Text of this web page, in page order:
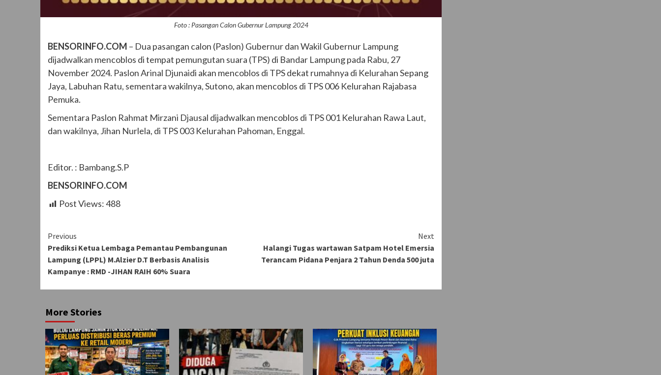
Foto : Pasangan Calon Gubernur Lampung 2024
BENSORINFO.COM – Dua pasangan calon (Paslon) Gubernur dan Wakil Gubernur Lampung
dijadwalkan mencoblos di tempat pemungutan suara (TPS) di Bandar Lampung pada Rabu, 27
November 2024. Paslon Arinal Djunaidi akan mencoblos di TPS dekat rumahnya di Kelurahan Sepang
Jaya, Labuhan Ratu, sementara wakilnya, Sutono, akan mencoblos di TPS 006 Kelurahan Rajabasa
Pemuka.
Sementara Paslon Rahmat Mirzani Djausal dijadwalkan mencoblos di TPS 001 Kelurahan Rawa Laut,
dan wakilnya, Jihan Nurlela, di TPS 003 Kelurahan Pahoman, Enggal.
Editor. : Bambang.S.P
BENSORINFO.COM
Post Views:488
Continue
Reading
Previous
Prediksi Ketua Lembaga Pemantau Pembangunan
Lampung (LPPL) M.Alzier D.T Berbasis Analisis
Kampanye : RMD -JIHAN RAIH 60% Suara
Next
Halangi Tugas wartawan Satpam Hotel Emersia
Terancam Pidana Penjara 2 Tahun Denda 500 juta
More Stories